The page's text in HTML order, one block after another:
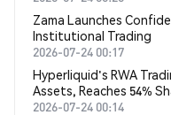
Zama Launches
Institutional Trading
2026-07-24 00:17
Hyperliquid's RWA
Assets, Reaches 54%
2026-07-24 00:14